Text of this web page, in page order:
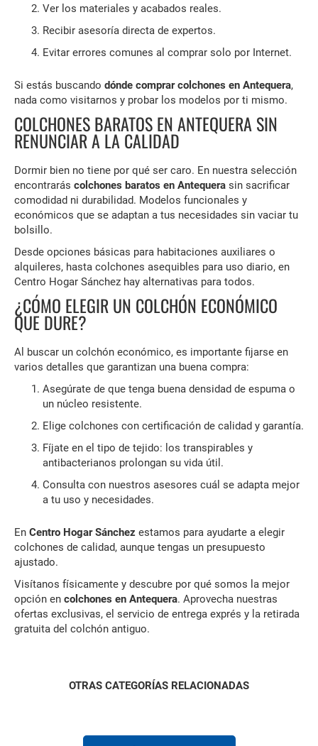
Ver los materiales y acabados reales.
Recibir asesoría directa de expertos.
Evitar errores comunes al comprar solo por Internet.
Si estás buscando dónde comprar colchones en Antequera,
nada como visitarnos y probar los modelos por ti mismo.
COLCHONES BARATOS EN ANTEQUERA SIN
RENUNCIAR A LA CALIDAD
Dormir bien no tiene por qué ser caro. En nuestra selección
encontrarás colchones baratos en Antequera sin sacrificar
comodidad ni durabilidad. Modelos funcionales y
económicos que se adaptan a tus necesidades sin vaciar tu
bolsillo.
Desde opciones básicas para habitaciones auxiliares o
alquileres, hasta colchones asequibles para uso diario, en
Centro Hogar Sánchez hay alternativas para todos.
¿CÓMO ELEGIR UN COLCHÓN ECONÓMICO
QUE DURE?
Al buscar un colchón económico, es importante fijarse en
varios detalles que garantizan una buena compra:
Asegúrate de que tenga buena densidad de espuma o
un núcleo resistente.
Elige colchones con certificación de calidad y garantía.
Fíjate en el tipo de tejido: los transpirables y
antibacterianos prolongan su vida útil.
Consulta con nuestros asesores cuál se adapta mejor
a tu uso y necesidades.
En Centro Hogar Sánchez estamos para ayudarte a elegir
colchones de calidad, aunque tengas un presupuesto
ajustado.
Visítanos físicamente y descubre por qué somos la mejor
opción en colchones en Antequera. Aprovecha nuestras
ofertas exclusivas, el servicio de entrega exprés y la retirada
gratuita del colchón antiguo.
OTRAS CATEGORÍAS RELACIONADAS